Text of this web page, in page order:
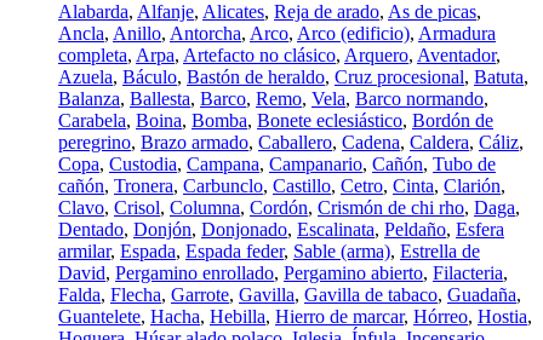
Alabarda, Alfanje, Alicates, Reja de arado, As de picas,
Ancla, Anillo, Antorcha, Arco, Arco (edificio), Armadura
completa, Arpa, Artefacto no clásico, Arquero, Aventador,
Azuela, Báculo, Bastón de heraldo, Cruz procesional, Batuta,
Balanza, Ballesta, Barco, Remo, Vela, Barco normando,
Carabela, Boina, Bomba, Bonete eclesiástico, Bordón de
peregrino, Brazo armado, Caballero, Cadena, Caldera, Cáliz,
Copa, Custodia, Campana, Campanario, Cañón, Tubo de
cañón, Tronera, Carbunclo, Castillo, Cetro, Cinta, Clarión,
Clavo, Crisol, Columna, Cordón, Crismón de chi rho, Daga,
Dentado, Donjón, Donjonado, Escalinata, Peldaño, Esfera
armilar, Espada, Espada feder, Sable (arma), Estrella de
David, Pergamino enrollado, Pergamino abierto, Filacteria,
Falda, Flecha, Garrote, Gavilla, Gavilla de tabaco, Guadaña,
Guantelete, Hacha, Hebilla, Hierro de marcar, Hórreo, Hostia,